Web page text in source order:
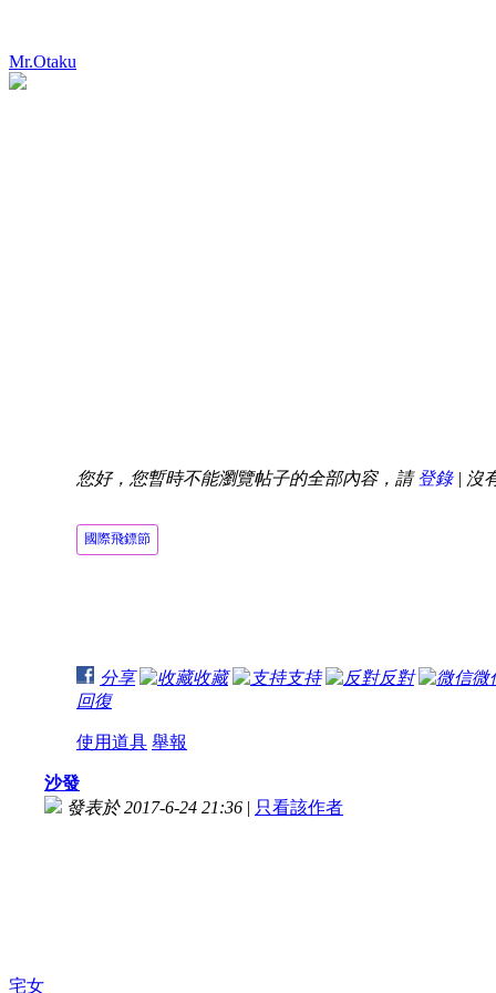
Mr.Otaku
您好，您暫時不能瀏覽帖子的全部內容，請登錄| 沒
國際飛鏢節
分享 收藏 支持 反對
微
回復
使用道具 舉報
宅女
沙發
發表於 2017-6-24 21:36 | 只看該作者